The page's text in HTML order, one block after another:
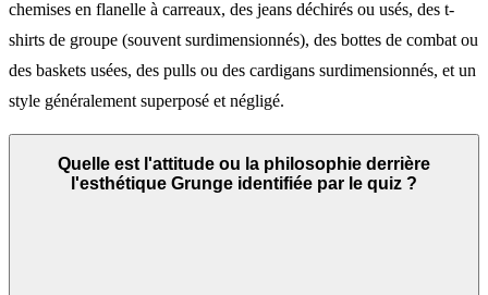
chemises en flanelle à carreaux, des jeans déchirés ou usés, des t-
shirts de groupe (souvent surdimensionnés), des bottes de combat ou
des baskets usées, des pulls ou des cardigans surdimensionnés, et un
style généralement superposé et négligé.
Quelle est l'attitude ou la philosophie derrière
l'esthétique Grunge identifiée par le quiz ?